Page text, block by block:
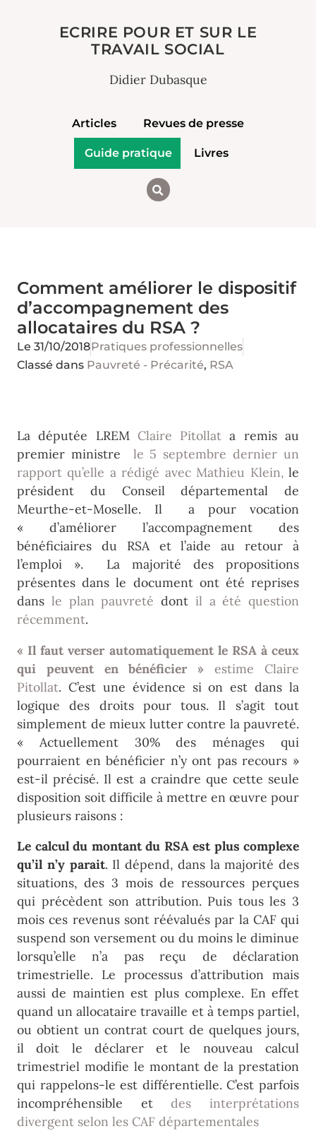
ECRIRE POUR ET SUR LE
TRAVAIL SOCIAL
Didier Dubasque
Articles Revues de presse
Guide pratique Livres
Comment améliorer le dispositif
d’accompagnement des
allocataires du RSA ?
Le 31/10/2018Pratiques professionnelles
Classé dans Pauvreté - Précarité, RSA
La députée LREM Claire Pitollat a remis au
premier ministre le 5 septembre dernier un
rapport qu’elle a rédigé avec Mathieu Klein,le
président du Conseil départemental de
Meurthe-et-Moselle. Il a pour vocation
« d’améliorer l’accompagnement des
bénéficiaires du RSA et l’aide au retour à
l’emploi ». La majorité des propositions
présentes dans le document ont été reprises
dans le plan pauvreté dont il a été question
récemment.
« Il faut verser automatiquement le RSA à ceux
qui peuvent en bénéficier » estime Claire
Pitollat. C’est une évidence si on est dans la
logique des droits pour tous. Il s’agit tout
simplement de mieux lutter contre la pauvreté.
« Actuellement 30% des ménages qui
pourraient en bénéficier n’y ont pas recours »
est-il précisé. Il est a craindre que cette seule
disposition soit difficile à mettre en œuvre pour
plusieurs raisons :
Le calcul du montant du RSA est plus complexe
qu’il n’y parait. Il dépend, dans la majorité des
situations, des 3 mois de ressources perçues
qui précèdent son attribution. Puis tous les 3
mois ces revenus sont réévalués par la CAF qui
suspend son versement ou du moins le diminue
lorsqu’elle n’a pas reçu de déclaration
trimestrielle. Le processus d’attribution mais
aussi de maintien est plus complexe. En effet
quand un allocataire travaille et à temps partiel,
ou obtient un contrat court de quelques jours,
il doit le déclarer et le nouveau calcul
trimestriel modifie le montant de la prestation
qui rappelons-le est différentielle. C’est parfois
incompréhensible etdes interprétations
divergent selon les CAF départementales